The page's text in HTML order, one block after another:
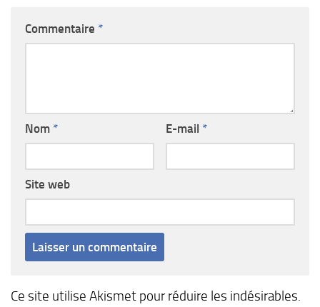
Commentaire *
Nom * E-mail *
Site web
Ce site utilise Akismet pour réduire les indésirables.